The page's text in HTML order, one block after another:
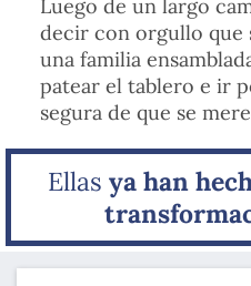
Luego de un largo
decir con orgullo que
una familia
patear el tablero e ir
segura de que se
Ellas ya han